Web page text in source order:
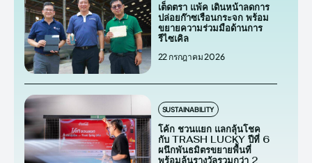
เต็ดตรา แพ้ค เดินหน้าลดการ
ปล่อยก๊าซเรือนกระจก พร้อม
ขยายความร่วมมือด้านการ
รีไซเคิล
22 กรกฎาคม 2026
SUSTAINABILITY
โค้ก ชวนแยก แลกลุ้นโชค
กับ TRASH LUCKY ปีที่ 6
ผนึกพันธมิตรขยายพื้นที่
พร้อมลุ้นรางวัลรวมกว่า 2